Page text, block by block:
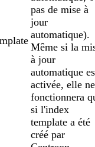
pas de mise à
jour
automatique).
Même si la
à jour
automatique
activée, elle ne
fonctionnera
si l'index
template a été
créé par